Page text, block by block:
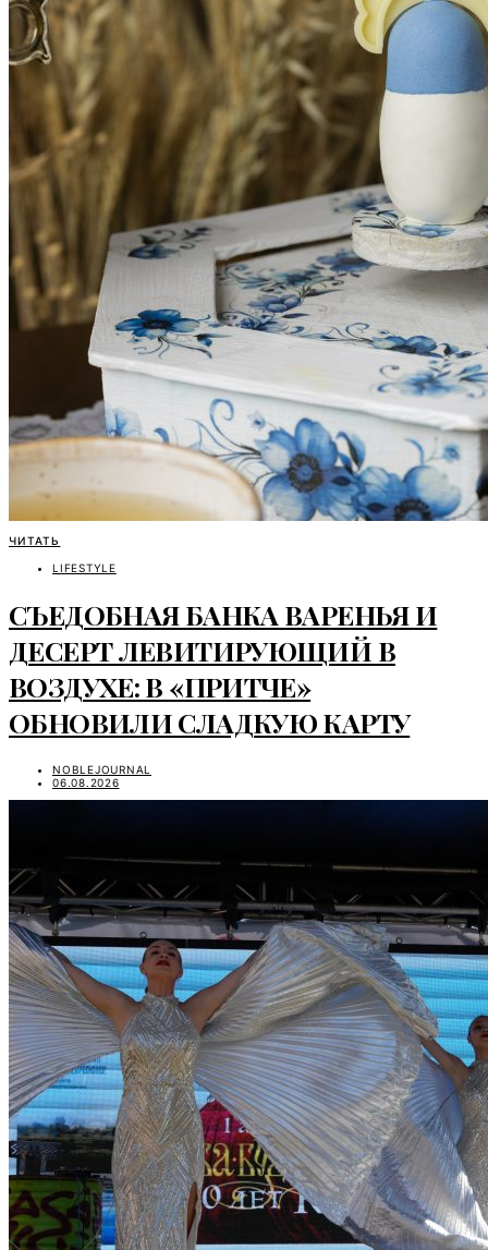
ЧИТАТЬ
LIFESTYLE
СЪЕДОБНАЯ БАНКА ВАРЕНЬЯ И
ДЕСЕРТ ЛЕВИТИРУЮЩИЙ В
ВОЗДУХЕ: В «ПРИТЧЕ»
ОБНОВИЛИ СЛАДКУЮ КАРТУ
NOBLEJOURNAL
06.08.2026